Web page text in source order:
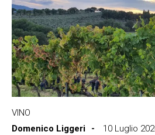
VINO
Domenico Liggeri
10 Luglio